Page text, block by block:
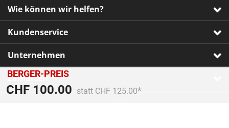
BERGER-PREIS
CHF 100.00 Preis reduziert von
statt CHF 125.00
An
Wie können wir helfen?
Kundenservice
Unternehmen
Zahlarten